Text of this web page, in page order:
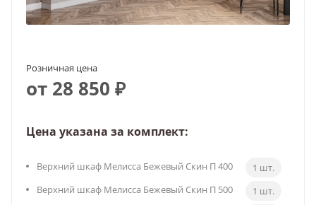
Розничная цена
от 28 850 ₽
Цена указана за комплект:
Верхний шкаф Мелисса Бежевый Скин П 400
1 шт.
Верхний шкаф Мелисса Бежевый Скин П 500
1 шт.